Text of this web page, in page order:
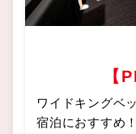
【
ワイドキングベ
宿泊におすすめ